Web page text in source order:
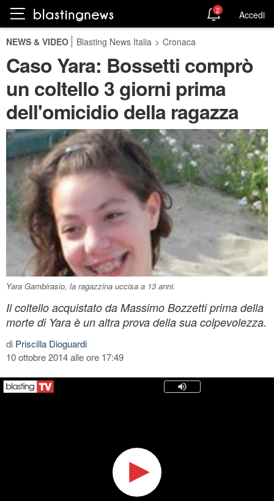
2 Accedi
NEWS & VIDEO Blasting News Italia > Cronaca
Caso Yara: Bossetti comprò
un coltello 3 giorni prima
dell'omicidio della ragazza
Yara Gambirasio, la ragazzina uccisa a 13 anni.
Il coltello acquistato da Massimo Bozzetti prima della
morte di Yara è un altra prova della sua colpevolezza.
di Priscilla Dioguardi
10 ottobre 2014 alle ore 17:49